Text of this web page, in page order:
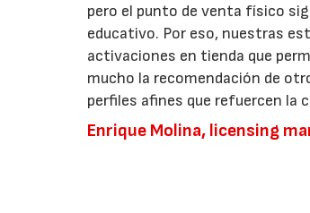
pero el punto de venta físico
educativo. Por eso, nuestras
activaciones en tienda que
mucho la recomendación de
perfiles afines que refuercen la
Enrique Molina, licensing